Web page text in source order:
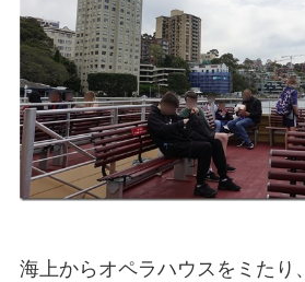
海上からオペラハウスをミたり、